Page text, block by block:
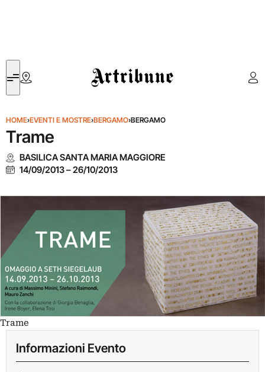
Artribune
HOME›EVENTI E MOSTRE›BERGAMO›BERGAMO
Trame
BASILICA SANTA MARIA MAGGIORE
14/09/2013–26/10/2013
Trame
Informazioni Evento